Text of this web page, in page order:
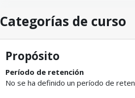
Categorías de curso
Propósito
Período de retención
No se ha definido un período de